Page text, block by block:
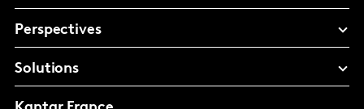
Perspectives
Solutions